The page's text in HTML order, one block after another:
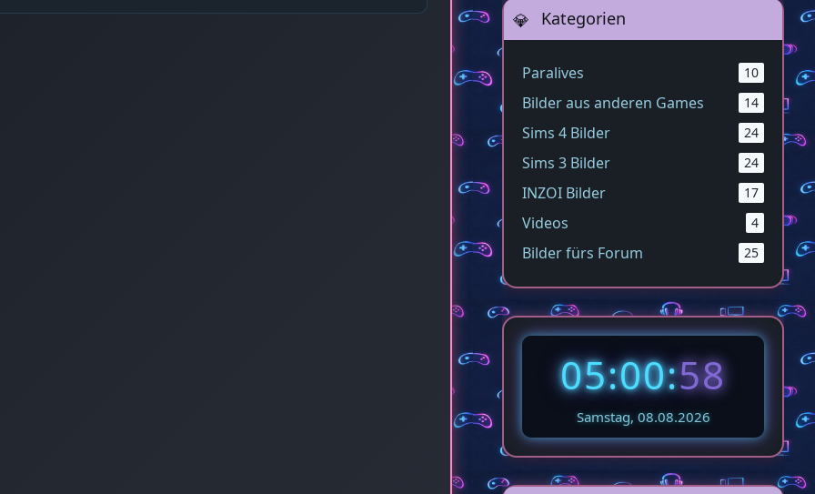
Kategorien
Paralives 10
Bilder aus anderen Games 14
Sims 4 Bilder 24
Sims 3 Bilder 24
INZOI Bilder 17
Videos 4
Bilder fürs Forum 25
05:00:59
Samstag, 08.08.2026